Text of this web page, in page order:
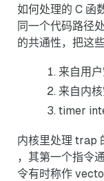
如何处理的 C 函
同一个代码路径
的共通性，把这
来自用
来自内
timer
内核里处理 trap
，其第一个指令
令有时称作